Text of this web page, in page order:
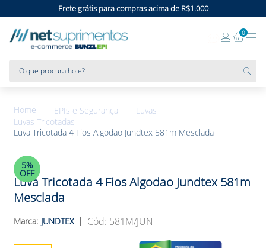
Frete grátis para compras acima de R$1.000
0
EPIs e Segurança
Luvas
Luvas Tricotadas
Luva Tricotada 4 Fios Algodao Jundtex 581m Mesclada
5%
OFF
Luva Tricotada 4 Fios Algodao Jundtex 581m
Mesclada
JUNDTEX : 581M/JUN